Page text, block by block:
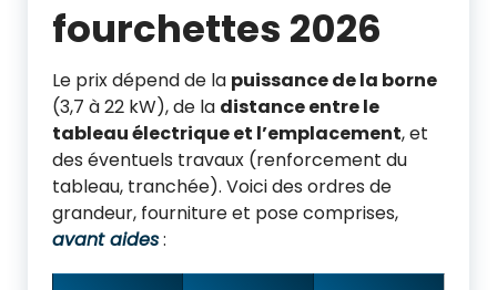
fourchettes 2026
Le prix dépend de la puissance de la borne
(3,7 à 22 kW), de la distance entre le
tableau électrique et l’emplacement, et
des éventuels travaux (renforcement du
tableau, tranchée). Voici des ordres de
grandeur, fourniture et pose comprises,
avant aides: